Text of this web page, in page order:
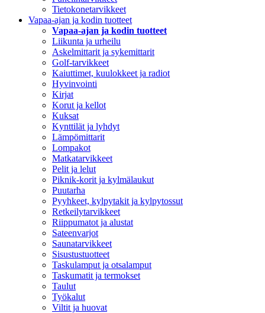
Tietokonetarvikkeet
Vapaa-ajan ja kodin tuotteet
Vapaa-ajan ja kodin tuotteet
Liikunta ja urheilu
Askelmittarit ja sykemittarit
Golf-tarvikkeet
Kaiuttimet, kuulokkeet ja radiot
Hyvinvointi
Kirjat
Korut ja kellot
Kuksat
Kynttilät ja lyhdyt
Lämpömittarit
Lompakot
Matkatarvikkeet
Pelit ja lelut
Piknik-korit ja kylmälaukut
Puutarha
Pyyhkeet, kylpytakit ja kylpytossut
Retkeilytarvikkeet
Riippumatot ja alustat
Sateenvarjot
Saunatarvikkeet
Sisustustuotteet
Taskulamput ja otsalamput
Taskumatit ja termokset
Taulut
Työkalut
Viltit ja huovat